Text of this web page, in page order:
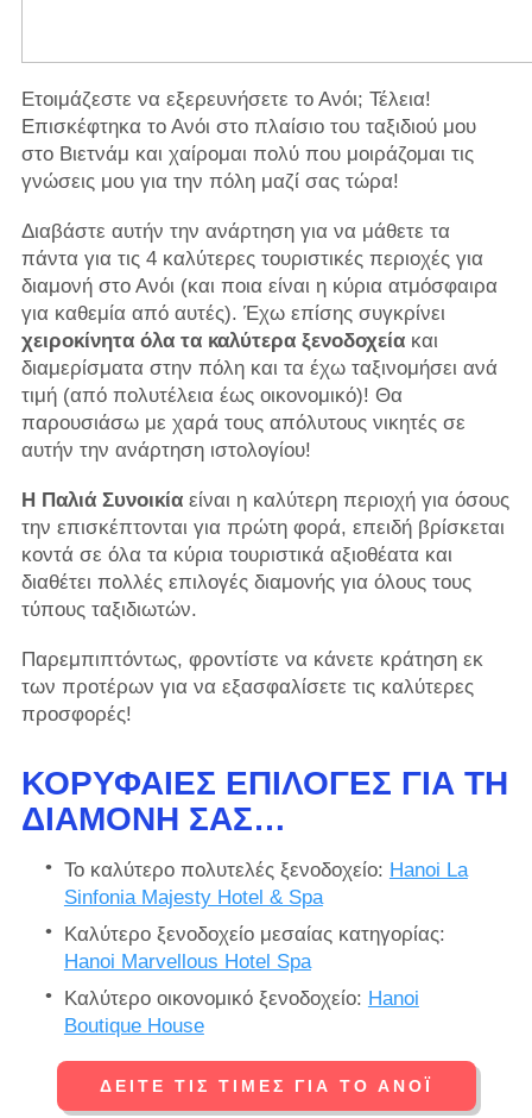
Ετοιμάζεστε να εξερευνήσετε το Ανόι; Τέλεια!
Επισκέφτηκα το Ανόι στο πλαίσιο του ταξιδιού μου
στο Βιετνάμ και χαίρομαι πολύ που μοιράζομαι τις
γνώσεις μου για την πόλη μαζί σας τώρα!
Διαβάστε αυτήν την ανάρτηση για να μάθετε τα
πάντα για τις 4 καλύτερες τουριστικές περιοχές για
διαμονή στο Ανόι (και ποια είναι η κύρια ατμόσφαιρα
για καθεμία από αυτές). Έχω επίσης συγκρίνει
χειροκίνητα όλα τα καλύτερα ξενοδοχείακαι
διαμερίσματα στην πόλη και τα έχω ταξινομήσει ανά
τιμή (από πολυτέλεια έως οικονομικό)! Θα
παρουσιάσω με χαρά τους απόλυτους νικητές σε
αυτήν την ανάρτηση ιστολογίου!
Η Παλιά Συνοικίαείναι η καλύτερη περιοχή για όσους
την επισκέπτονται για πρώτη φορά, επειδή βρίσκεται
κοντά σε όλα τα κύρια τουριστικά αξιοθέατα και
διαθέτει πολλές επιλογές διαμονής για όλους τους
τύπους ταξιδιωτών.
Παρεμπιπτόντως, φροντίστε να κάνετε κράτηση εκ
των προτέρων για να εξασφαλίσετε τις καλύτερες
προσφορές!
ΚΟΡΥΦΑΊΕΣ ΕΠΙΛΟΓΈΣ ΓΙΑ ΤΗ
ΔΙΑΜΟΝΉ ΣΑΣ…
Το καλύτερο πολυτελές ξενοδοχείο: Hanoi La
Sinfonia Majesty Hotel & Spa
Καλύτερο ξενοδοχείο μεσαίας κατηγορίας:
Hanoi Marvellous Hotel Spa
Καλύτερο οικονομικό ξενοδοχείο: Hanoi
Boutique House
ΔΕΊΤΕ ΤΙΣ ΤΙΜΈΣ ΓΙΑ ΤΟ ΑΝΌΙ